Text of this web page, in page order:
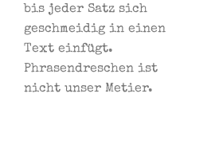
bis jeder Satz sich
geschmeidig in einen
Text einfügt.
Phrasendreschen ist
nicht unser Metier.